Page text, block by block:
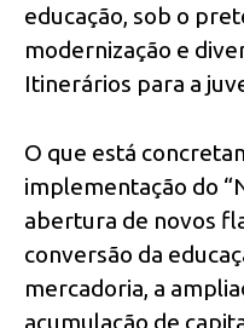
educação, sob o
modernização e
Itinerários para a
O que está
implementação do
abertura de novos
conversão da
mercadoria, a
acumulação de